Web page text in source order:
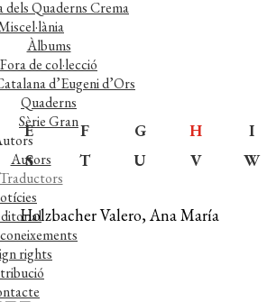
dels Quaderns Crema
Àlbums
Fora de col·lecció
d’Eugeni d’Ors
Quaderns
Sèrie Gran
Autors
Traductors
rights
E F G H
I
S T U V W
Holzbacher Valero, Ana María